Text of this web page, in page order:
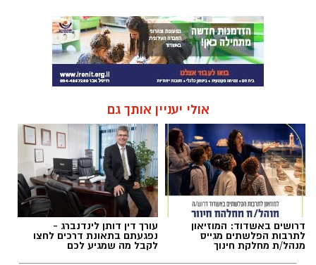
אולי יעניין אותך גם
דרושים באשדוד: המוזיאון
לתרבות הפלשתים מגייס
מנהל/ת מחלקת חינוך
עורך דין דותן לינדנברג -
נפגעתם בתאונת דרכים לחצו
לקבל מה שמגיע לכם